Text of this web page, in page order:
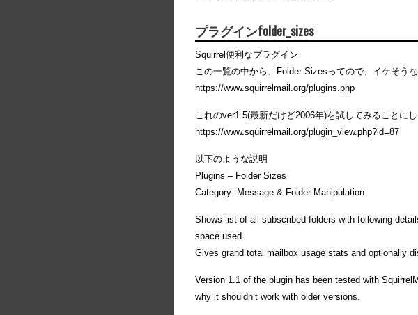
プラグインfolder_sizes
Squirrel便利なプラグイン
この一覧の中から、Folder Sizesってので、イケそう
https://www.squirrelmail.org/plugins.php
これのver1.5(最新だけど2006年)を試してみることにし
https://www.squirrelmail.org/plugin_view.php?id=87
以下のような説明
Plugins – Folder Sizes
Category: Message & Folder Manipulation
Shows list of all subscribed folders with following
space used.
Gives grand total mailbox usage stats and optionally
Version 1.1 of the plugin has been tested with
why it shouldn’t work with older versions.